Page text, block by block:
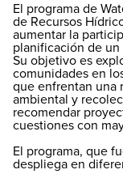
El programa de
de Recursos
aumentar la
planificación de
Su objetivo es
comunidades en
que enfrentan una
ambiental y
recomendar
cuestiones con
El programa, que
despliega en